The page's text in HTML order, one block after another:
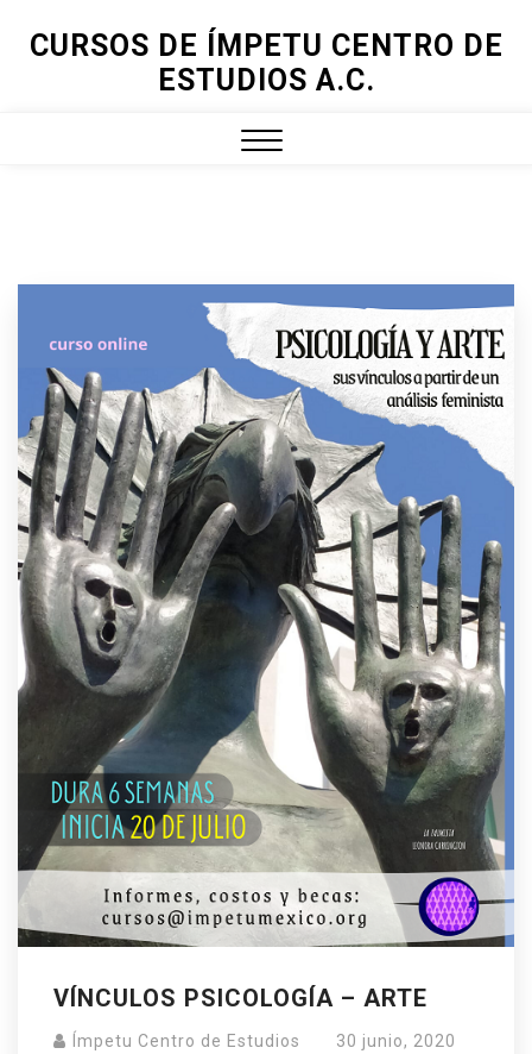
CURSOS DE ÍMPETU CENTRO DE
ESTUDIOS A.C.
VÍNCULOS PSICOLOGÍA – ARTE
Ímpetu Centro de Estudios 30 junio, 2020